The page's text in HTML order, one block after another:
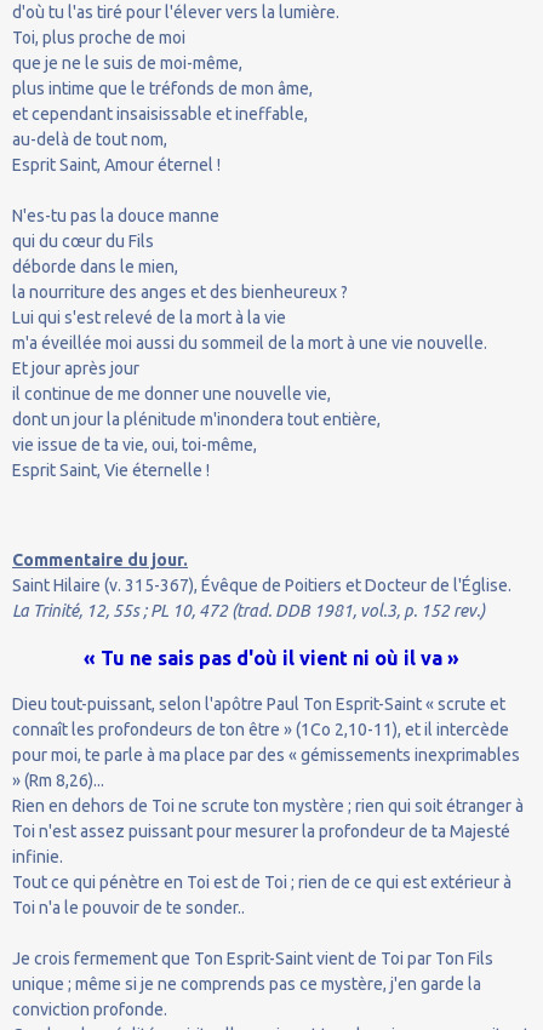
d'où tu l'as tiré pour l'élever vers la lumière.
Toi, plus proche de moi
que je ne le suis de moi-même,
plus intime que le tréfonds de mon âme,
et cependant insaisissable et ineffable,
au-delà de tout nom,
Esprit Saint, Amour éternel !
N'es-tu pas la douce manne
qui du cœur du Fils
déborde dans le mien,
la nourriture des anges et des bienheureux ?
Lui qui s'est relevé de la mort à la vie
m'a éveillée moi aussi du sommeil de la mort à une vie nouvelle.
Et jour après jour
il continue de me donner une nouvelle vie,
dont un jour la plénitude m'inondera tout entière,
vie issue de ta vie, oui, toi-même,
Esprit Saint, Vie éternelle !
Commentaire du jour.
Saint Hilaire (v. 315-367), Évêque de Poitiers et Docteur de l'Église.
La Trinité, 12, 55s ; PL 10, 472 (trad. DDB 1981, vol.3, p. 152 rev.)
« Tu ne sais pas d'où il vient ni où il va »
Dieu tout-puissant, selon l'apôtre Paul Ton Esprit-Saint « scrute et
connaît les profondeurs de ton être » (1Co 2,10-11), et il intercède
pour moi, te parle à ma place par des « gémissements inexprimables
» (Rm 8,26)...
Rien en dehors de Toi ne scrute ton mystère ; rien qui soit étranger à
Toi n'est assez puissant pour mesurer la profondeur de ta Majesté
infinie.
Tout ce qui pénètre en Toi est de Toi ; rien de ce qui est extérieur à
Toi n'a le pouvoir de te sonder..
Je crois fermement que Ton Esprit-Saint vient de Toi par Ton Fils
unique ; même si je ne comprends pas ce mystère, j'en garde la
conviction profonde.